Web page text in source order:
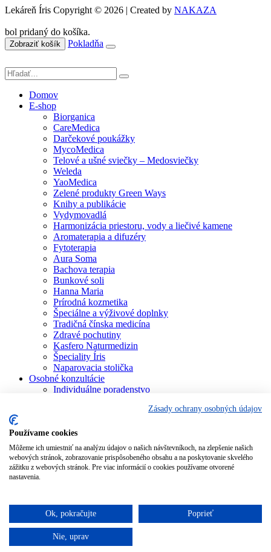
Lekáreň Íris Copyright © 2026 | Created by NAKAZA
bol pridaný do košíka.
Zobraziť košík Pokladňa
Domov
E-shop
Biorganica
CareMedica
Darčekové poukážky
MycoMedica
Telové a ušné sviečky – Medosviečky
Weleda
YaoMedica
Zelené produkty Green Ways
Knihy a publikácie
Vydymovadlá
Harmonizácia priestoru, vody a liečivé kamene
Aromaterapia a difuzéry
Fytoterapia
Aura Soma
Bachova terapia
Bunkové soli
Hanna Maria
Prírodná kozmetika
Špeciálne a výživové doplnky
Tradičná čínska medicína
Zdravé pochutiny
Kasfero Naturmedizin
Špeciality Íris
Naparovacia stolička
Osobné konzultácie
Individuálne poradenstvo
Aromaterapia
Homeopatia
Individuálna a partnerská numerológia
Numerológia – kľúč života
Blog
Podporujeme
Zásady ochrany osobných údajov
Používame cookies
Môžeme ich umiestniť na analýzu údajov o našich návštevníkoch, na zlepšenie našich
webových stránok, zobrazovanie prispôsobeného obsahu a na poskytovanie skvelého
zážitku z webových stránok. Pre viac informácií o cookies používame otvorené
nastavenia.
Ok, pokračujte Poprieť
Nie, uprav